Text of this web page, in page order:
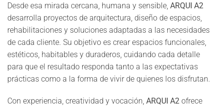
Desde esa mirada cercana, humana y sensible, ARQUI A2
desarrolla proyectos de arquitectura, diseño de espacios,
rehabilitaciones y soluciones adaptadas a las necesidades
de cada cliente. Su objetivo es crear espacios funcionales,
estéticos, habitables y duraderos, cuidando cada detalle
para que el resultado responda tanto a las expectativas
prácticas como a la forma de vivir de quienes los disfrutan.
Con experiencia, creatividad y vocación, ARQUI A2 ofrece